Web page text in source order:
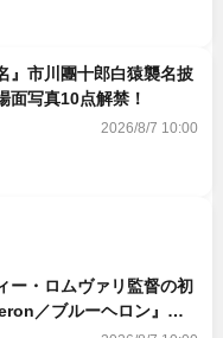
』市川團十郎白猿襲名披
面写真10点解禁！
2026/8/7 10:00
ー・ロムヴァリ監督の初
／ブルーヘロン』